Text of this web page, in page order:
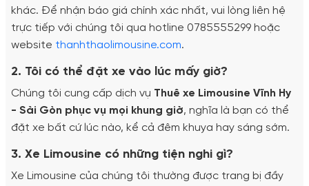
khác. Để nhận báo giá chính xác nhất, vui lòng liên hệ
trực tiếp với chúng tôi qua hotline 0785555299 hoặc
website thanhthaolimousine.com.
2. Tôi có thể đặt xe vào lúc mấy giờ?
Chúng tôi cung cấp dịch vụ Thuê xe Limousine Vĩnh Hy
- Sài Gòn phục vụ mọi khung giờ, nghĩa là bạn có thể
đặt xe bất cứ lúc nào, kể cả đêm khuya hay sáng sớm.
3. Xe Limousine có những tiện nghi gì?
Xe Limousine của chúng tôi thường được trang bị đầy